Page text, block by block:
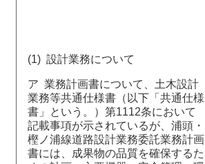
(1) 設計業務について
ア 業務計画書について、土木設計
業務等共通仕様書（以下「共通仕様
書」という。）第1112条において
記載事項が示されているが、浦頭・
樫ノ浦線道路設計業務委託業務計画
書には、成果物の品質を確保するた